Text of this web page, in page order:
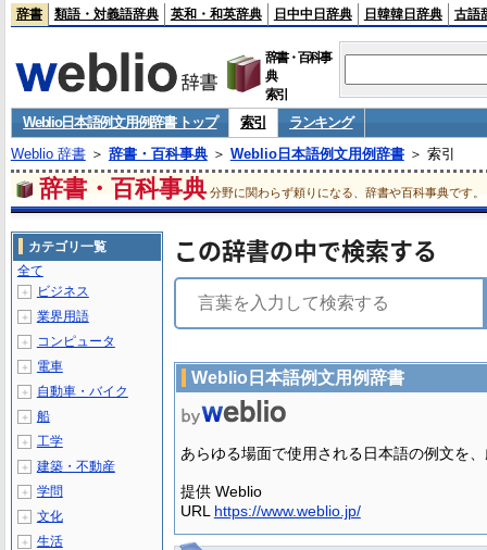
辞書 類語・対義語辞典 英和・和英辞典 日中中日辞典 日韓韓日辞典 古語
辞書・百科事
典
索引
Weblio日本語例文用例辞書 トップ 索引
ランキング
Weblio 辞書＞ 辞書・百科事典＞ Weblio日本語例文用例辞書＞ 索引
辞書・百科事典 分野に関わらず頼りになる、辞書や百科事典です。
この辞書の中で検索する
Weblio日本語例文用例辞書
あらゆる場面で使用される日本語の例文を
提供 Weblio
URL https://www.weblio.jp/
カテゴリ一覧
全て
＋ ビジネス
＋ 業界用語
＋ コンピュータ
＋ 電車
＋ 自動車・バイク
＋ 船
＋ 工学
＋ 建築・不動産
＋ 学問
＋ 文化
＋ 生活